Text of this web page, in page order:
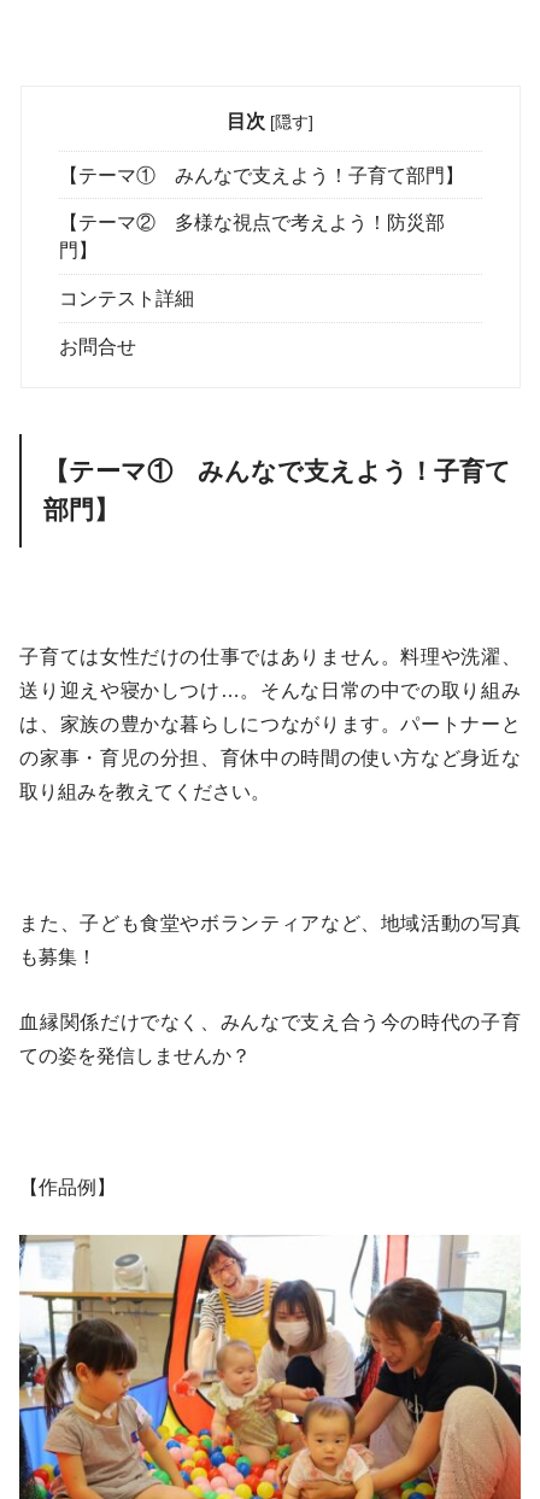
目次 [隠す]
【テーマ① みんなで支えよう！子育て部門】
【テーマ② 多様な視点で考えよう！防災部
門】
コンテスト詳細
お問合せ
【テーマ① みんなで支えよう！子育て
部門】
子育ては女性だけの仕事ではありません。料理や洗濯、
送り迎えや寝かしつけ…。そんな日常の中での取り組み
は、家族の豊かな暮らしにつながります。パートナーと
の家事・育児の分担、育休中の時間の使い方など身近な
取り組みを教えてください。
また、子ども食堂やボランティアなど、地域活動の写真
も募集！
血縁関係だけでなく、みんなで支え合う今の時代の子育
ての姿を発信しませんか？
【作品例】